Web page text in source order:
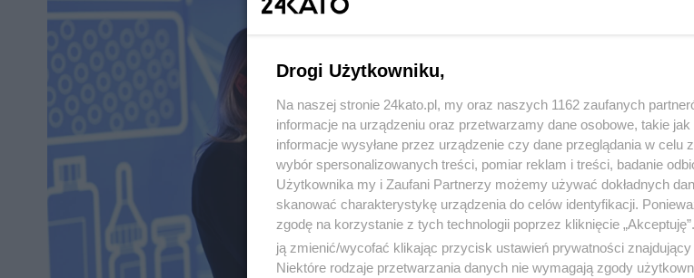
Drogi Użytkowniku,
Na naszej stronie 24kato.pl, my oraz naszych 1162 zaufanych
informacje na urządzeniu oraz przetwarzamy dane osobowe, takie
informacje wysyłane przez urządzenie czy dane przeglądania w celu
wybór spersonalizowanych treści, pomiar reklam i treści, badanie
Użytkownika my i Zaufani Partnerzy możemy używać dokładnych
skanować charakterystykę urządzenia do celów identyfikacji.
zgodę na korzystanie z tych technologii poprzez kliknięcie
ją zmienić/wycofać klikając przycisk ustawień prywatności
Niektóre rodzaje przetwarzania danych nie wymagają zgody